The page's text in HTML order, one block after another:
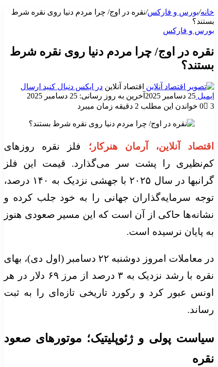
خانه/بورس و فارکس/نقره در اوج/ چرا مردم دنیا روی نقره شرط
بستند؟
بورس و فارکس
نقره در اوج/ چرا مردم دنیا روی نقره شرط
بستند؟
اقتصاد آنلاین در ایکس دنبال کنید ارسال
ایمیل 25 دسامبر 2025
آخرین به روز رسانی: 25 دسامبر 2025
0
3 خواندن این مطلب 2 دقیقه زمان میبرد
اقتصاد آنلاین، آرمان هنرکار؛
فلز نقره روز‌های
کم‌نظیری را پشت سر می‌گذارد. قیمت این فلز
گرانبها در سال ۲۰۲۵ با جهشی نزدیک به ۱۴۰ درصد،
توجه سرمایه‌گذاران جهانی را به خود جلب کرده و
نشانه‌ها حاکی از آن است که این مسیر صعودی هنوز
به پایان نرسیده است.
در معاملات امروز دوشنبه ۲۲ دسامبر (اول دی)، بهای
نقره با رشد نزدیک به ۳ درصد از مرز ۶۹ دلار در هر
اونس عبور کرد و رکورد تاریخی تازه‌ای را به ثبت
رساند.
سیاست پولی و ژئوپلیتیک؛ موتور‌های صعود
نقره